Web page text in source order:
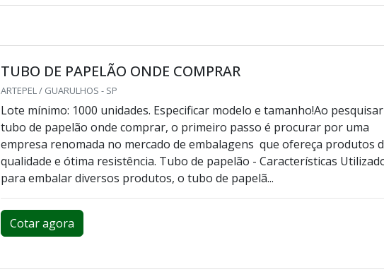
TUBO DE PAPELÃO ONDE COMPRAR
ARTEPEL / GUARULHOS - SP
Lote mínimo: 1000 unidades. Especificar modelo e tamanho!Ao
tubo de papelão onde comprar, o primeiro passo é procurar por uma
empresa renomada no mercado de embalagens que ofereça produtos
qualidade e ótima resistência. Tubo de papelão - Características
para embalar diversos produtos, o tubo de papelã...
Cotar agora